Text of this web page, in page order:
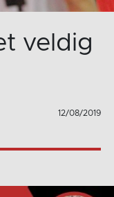
veldig
12/08/2019